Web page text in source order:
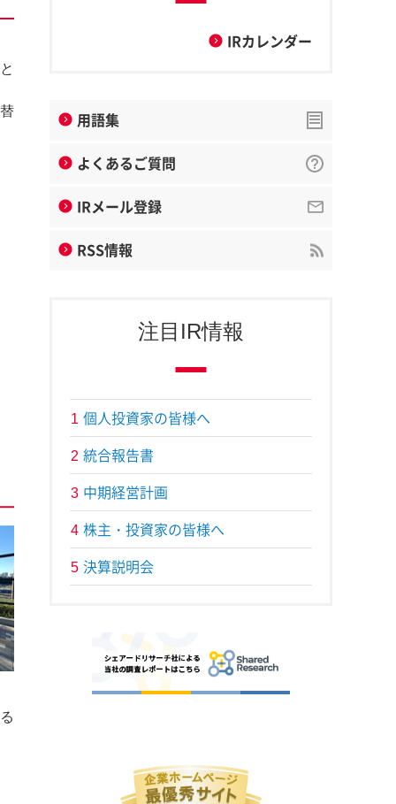
IRカレンダー
用語集
よくあるご質問
IRメール登録
RSS情報
注目IR情報
1 個人投資家の皆様へ
2 統合報告書
3 中期経営計画
4 株主・投資家の皆様へ
5 決算説明会